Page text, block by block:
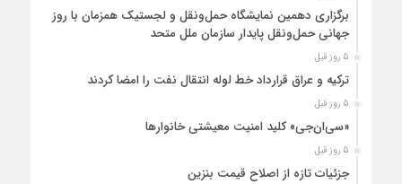
برگزاری دهمین نمایشگاه حمل‌ونقل و لجستیک همزمان با روز
جهانی حمل‌ونقل پایدار سازمان ملل متحد
5 روز قبل
ترکیه و عراق قرارداد خط لوله انتقال نفت را امضا کردند
5 روز قبل
«سی‌ان‌جی» کلید امنیت معیشتی خانوارها
5 روز قبل
جزئیات تازه از اصلاح قیمت بنزین